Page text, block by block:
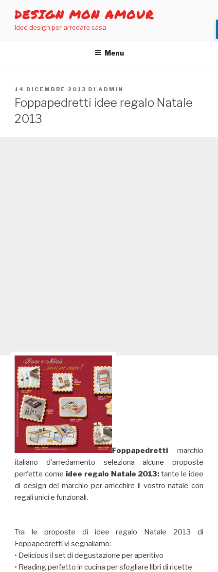
contenuto
DESIGN MON AMOUR
Idee design per arredare casa
Menu
PUBBLICATO
IL
14 DICEMBRE 2013 DI ADMIN
Foppapedretti idee regalo Natale
2013
Foppapedretti marchio
italiano d’arredamento seleziona alcune proposte
perfette come idee regalo Natale 2013: tante le idee
di design del marchio per arricchire il vostro natale con
regali unici e funzionali.
Tra le proposte di idee regalo Natale 2013 di
Foppapedretti vi segnaliamo:
• Delicious il set di degustazione per aperitivo
• Reading perfetto in cucina per sfogliare libri di ricette